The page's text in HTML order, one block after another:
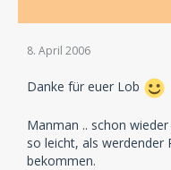
8. April 2006
Danke für euer Lob
Manman .. schon
so leicht, als werdender
bekommen.